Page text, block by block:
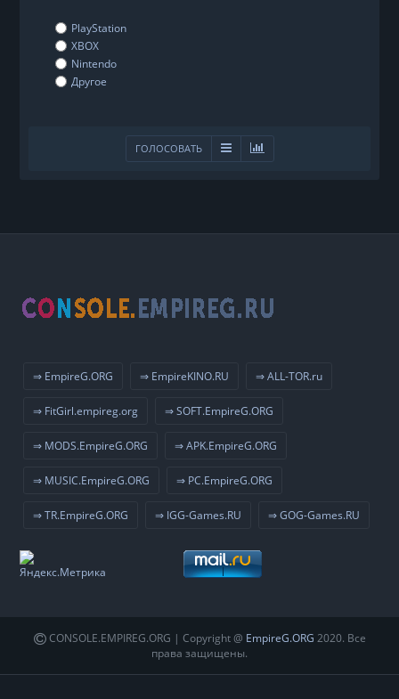
PlayStation
XBOX
Nintendo
Другое
ГОЛОСОВАТЬ
⇒ EmpireG.ORG ⇒ EmpireKINO.RU ⇒ ALL-TOR.ru
⇒ FitGirl.empireg.org ⇒ SOFT.EmpireG.ORG
⇒ MODS.EmpireG.ORG ⇒ APK.EmpireG.ORG
⇒ MUSIC.EmpireG.ORG ⇒ PC.EmpireG.ORG
⇒ TR.EmpireG.ORG ⇒ IGG-Games.RU ⇒ GOG-Games.RU
CONSOLE.EMPIREG.ORG | Copyright @ EmpireG.ORG 2020. Все
права защищены.